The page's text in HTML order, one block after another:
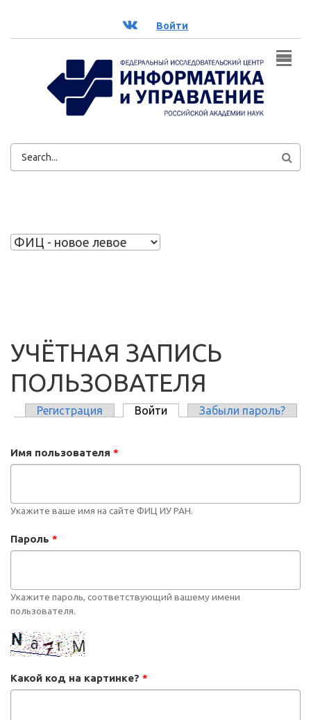
ВК Войти
ФОРМА
УЧЁТНАЯ ЗАПИСЬ
ПОЛЬЗОВАТЕЛЯ
Регистрация Войти (активная вкладка)
Забыли пароль?
Имя пользователя *
Укажите ваше имя на сайте ФИЦ ИУ РАН.
Пароль *
Укажите пароль, соответствующий вашему имени
пользователя.
Какой код на картинке? *